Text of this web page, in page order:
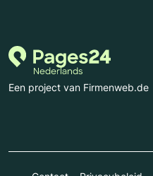
Een project van Firmenweb.de